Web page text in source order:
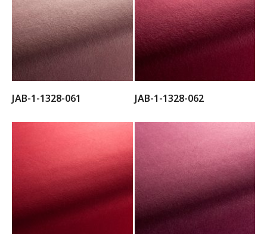
JAB-1-1328-061 JAB-1-1328-062